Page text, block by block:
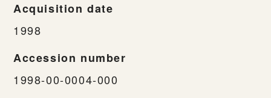
Acquisition date
1998
Accession number
1998-00-0004-000